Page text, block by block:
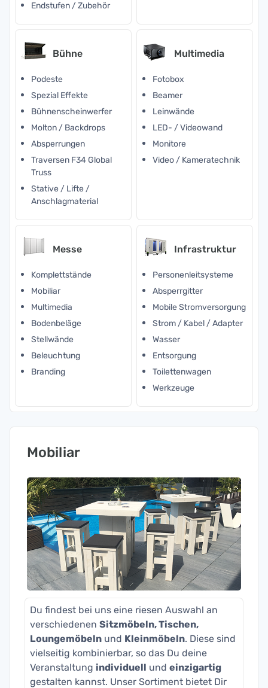
Endstufen / Zubehör
Bühne
Podeste
Spezial Effekte
Bühnenscheinwerfer
Molton / Backdrops
Absperrungen
Traversen F34 Global
Truss
Stative / Lifte /
Anschlagmaterial
Multimedia
Fotobox
Beamer
Leinwände
LED- / Videowand
Monitore
Video / Kameratechnik
Messe
Komplettstände
Mobiliar
Multimedia
Bodenbeläge
Stellwände
Beleuchtung
Branding
Infrastruktur
Personenleitsysteme
Absperrgitter
Mobile Stromversorgung
Strom / Kabel / Adapter
Wasser
Entsorgung
Toilettenwagen
Werkzeuge
Mobiliar
Du findest bei uns eine riesen Auswahl an
verschiedenen Sitzmöbeln, Tischen,
Loungemöbeln und Kleinmöbeln. Diese sind
vielseitig kombinierbar, so das Du deine
Veranstaltung individuell und einzigartig
gestalten kannst. Unser Sortiment bietet Dir